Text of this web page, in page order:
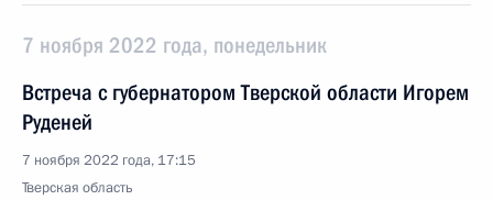
7 ноября 2022 года, понедельник
Встреча с губернатором Тверской области Игорем
Руденей
7 ноября 2022 года, 17:15
Тверская область